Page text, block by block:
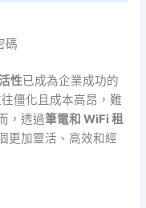
碼
性已成為企業成功的
僵化且成本高昂，難
，透過筆電和 WiFi 租
更加靈活、高效和經